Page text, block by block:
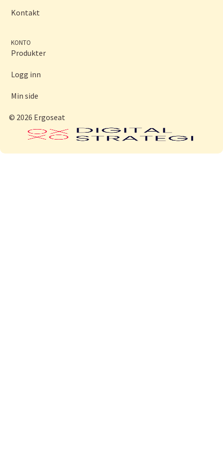
Kontakt
KONTO
Produkter
Logg inn
Min side
© 2026 Ergoseat